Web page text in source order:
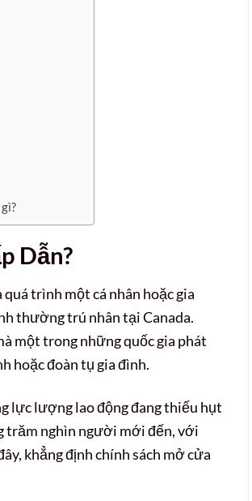
Dẫn?
quá trình một cá nhân hoặc gia
thường trú nhân tại Canada.
một trong những quốc gia phát
hoặc đoàn tụ gia đình.
lực lượng lao động đang thiếu hụt
trăm nghìn người mới đến, với
khẳng định chính sách mở cửa